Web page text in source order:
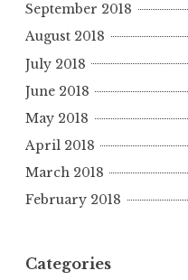
September 2018
August 2018
July 2018
June 2018
May 2018
April 2018
March 2018
February 2018
Categories